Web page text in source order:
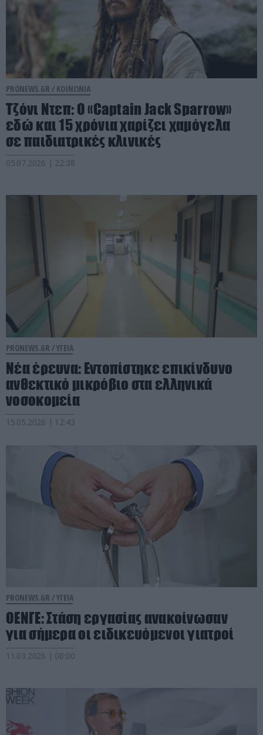
PRONEWS.GR / ΚΟΙΝΩΝΙΑ
Τζόνι Ντεπ: Ο «Captain Jack Sparrow»
εδώ και 15 χρόνια χαρίζει χαμόγελα
σε παιδιατρικές κλινικές
05.07.2026 | 22:38
PRONEWS.GR /ΥΓΕΙΑ
Νέα έρευνα: Εντοπίστηκε επικίνδυνο
ανθεκτικό μικρόβιο στα ελληνικά
νοσοκομεία
15.05.2026 | 12:43
PRONEWS.GR /ΥΓΕΙΑ
ΟΕΝΓΕ: Στάση εργασίας ανακοίνωσαν
για σήμερα οι ειδικευόμενοι γιατροί
11.03.2026 | 08:00